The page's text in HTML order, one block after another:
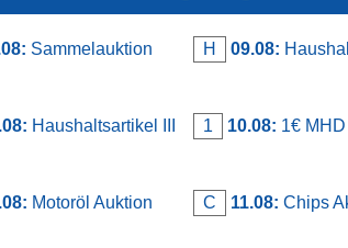
Sammelauktion H 09.08:
Haushaltsartikel III 1 10.08: 1€
Motoröl Auktion C 11.08: Chips